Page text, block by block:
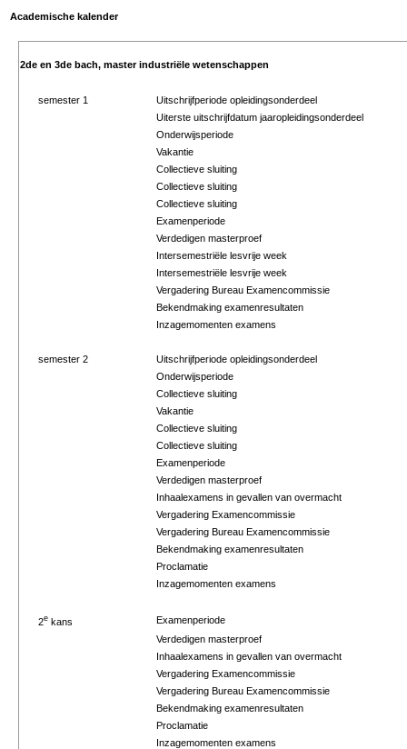
Academische kalender
2de en 3de bach, master industriële wetenschappen
semester 1
Uitschrijfperiode opleidingsonderdeel
Uiterste uitschrijfdatum jaaropleidingsonderdeel
Onderwijsperiode
Vakantie
Collectieve sluiting
Collectieve sluiting
Collectieve sluiting
Examenperiode
Verdedigen masterproef
Intersemestriële lesvrije week
Intersemestriële lesvrije week
Vergadering Bureau Examencommissie
Bekendmaking examenresultaten
Inzagemomenten examens
semester 2
Uitschrijfperiode opleidingsonderdeel
Onderwijsperiode
Collectieve sluiting
Vakantie
Collectieve sluiting
Collectieve sluiting
Examenperiode
Verdedigen masterproef
Inhaalexamens in gevallen van overmacht
Vergadering Examencommissie
Vergadering Bureau Examencommissie
Bekendmaking examenresultaten
Proclamatie
Inzagemomenten examens
2e kans
Examenperiode
Verdedigen masterproef
Inhaalexamens in gevallen van overmacht
Vergadering Examencommissie
Vergadering Bureau Examencommissie
Bekendmaking examenresultaten
Proclamatie
Inzagemomenten examens